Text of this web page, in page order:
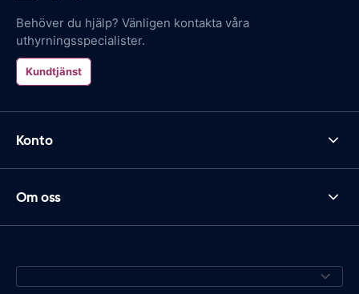
Behöver du hjälp? Vänligen kontakta våra
uthyrningsspecialister.
Kundtjänst
Konto
Om oss